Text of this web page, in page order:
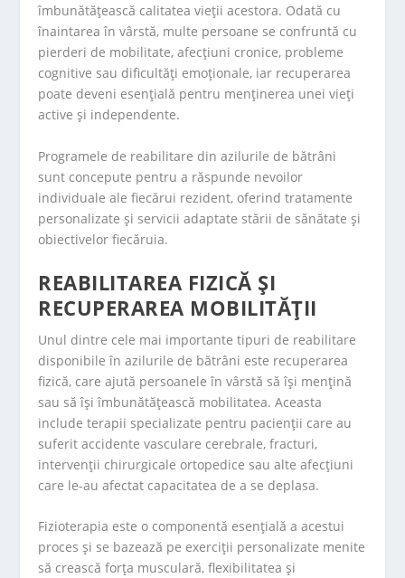
îmbunătățească calitatea vieții acestora. Odată cu
înaintarea în vârstă, multe persoane se confruntă cu
pierderi de mobilitate, afecțiuni cronice, probleme
cognitive sau dificultăți emoționale, iar recuperarea
poate deveni esențială pentru menținerea unei vieți
active și independente.
Programele de reabilitare din azilurile de bătrâni
sunt concepute pentru a răspunde nevoilor
individuale ale fiecărui rezident, oferind tratamente
personalizate și servicii adaptate stării de sănătate și
obiectivelor fiecăruia.
REABILITAREA FIZICĂ ȘI
RECUPERAREA MOBILITĂȚII
Unul dintre cele mai importante tipuri de reabilitare
disponibile în azilurile de bătrâni este recuperarea
fizică, care ajută persoanele în vârstă să își mențină
sau să își îmbunătățească mobilitatea. Aceasta
include terapii specializate pentru pacienții care au
suferit accidente vasculare cerebrale, fracturi,
intervenții chirurgicale ortopedice sau alte afecțiuni
care le-au afectat capacitatea de a se deplasa.
Fizioterapia este o componentă esențială a acestui
proces și se bazează pe exerciții personalizate menite
să crească forța musculară, flexibilitatea și